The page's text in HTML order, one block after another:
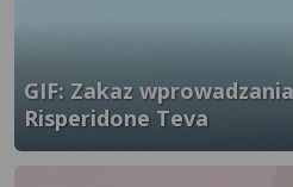
GIF: Zakaz
Risperidone Teva